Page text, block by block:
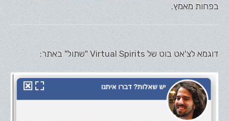
בפחות מאמץ.
דוגמא לצ'אט בוט של Virtual Spirits "שתול" באתר: